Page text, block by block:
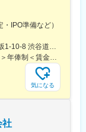
近くにお住まいで
様がおられる方の
間を調整できま
海外在住の方もいま
IPO準備など）
＜勤務地詳細＞本社住所：東京都渋谷区道玄坂1-10-8 渋谷道玄坂東急ビル6F受動喫煙対策：屋内全面禁煙変更の範囲：会社の定める事業所
＜予定年収＞800万円～1,500万円＜賃金形態＞年俸制＜賃金内訳＞年額（基本給）：8,000,000円～15,000,000円＜月額＞666,666円～1,250,000円（12分割）＜昇給有無＞有＜残業手当＞無賃金はあくまでも目安の金額であり、選考を通じて上下する可能性があります。月給(月額)は固定手当を含めた表記です。
気になる
社